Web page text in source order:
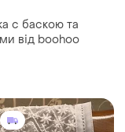
с баскою та
від boohoo